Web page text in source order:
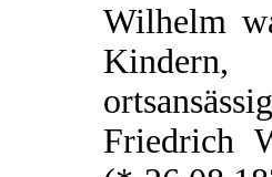
Wilhelm
Friedrich